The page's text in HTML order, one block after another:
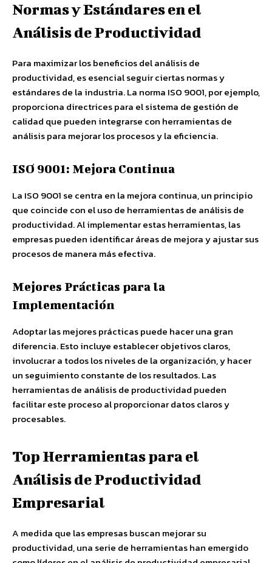
Normas y Estándares en el
Análisis de Productividad
Para maximizar los beneficios del análisis de
productividad, es esencial seguir ciertas normas y
estándares de la industria. La norma ISO 9001, por ejemplo,
proporciona directrices para el sistema de gestión de
calidad que pueden integrarse con herramientas de
análisis para mejorar los procesos y la eficiencia.
ISO 9001: Mejora Continua
La ISO 9001 se centra en la mejora continua, un principio
que coincide con el uso de herramientas de análisis de
productividad. Al implementar estas herramientas, las
empresas pueden identificar áreas de mejora y ajustar sus
procesos de manera más efectiva.
Mejores Prácticas para la
Implementación
Adoptar las mejores prácticas puede hacer una gran
diferencia. Esto incluye establecer objetivos claros,
involucrar a todos los niveles de la organización, y hacer
un seguimiento constante de los resultados. Las
herramientas de análisis de productividad pueden
facilitar este proceso al proporcionar datos claros y
procesables.
Top Herramientas para el
Análisis de Productividad
Empresarial
A medida que las empresas buscan mejorar su
productividad, una serie de herramientas han emergido